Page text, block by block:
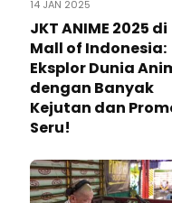
14 JAN 2025
JKT ANIME 2025 di
Mall of Indonesia:
Eksplor Dunia
dengan Banyak
Kejutan dan
Seru!